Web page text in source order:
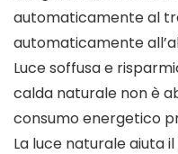
automaticamente al
automaticamente
Luce soffusa e
calda naturale non è
consumo energetico
La luce naturale aiuta